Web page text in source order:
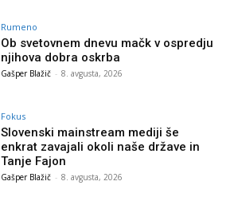
Rumeno
Ob svetovnem dnevu mačk v ospredju
njihova dobra oskrba
Gašper Blažič - 8. avgusta, 2026
Fokus
Slovenski mainstream mediji še
enkrat zavajali okoli naše države in
Tanje Fajon
Gašper Blažič - 8. avgusta, 2026